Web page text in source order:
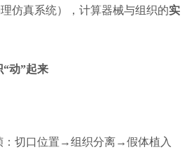
仿真系统），计算器械与组织的实
“动”起来
：切口位置→组织分离→假体植入